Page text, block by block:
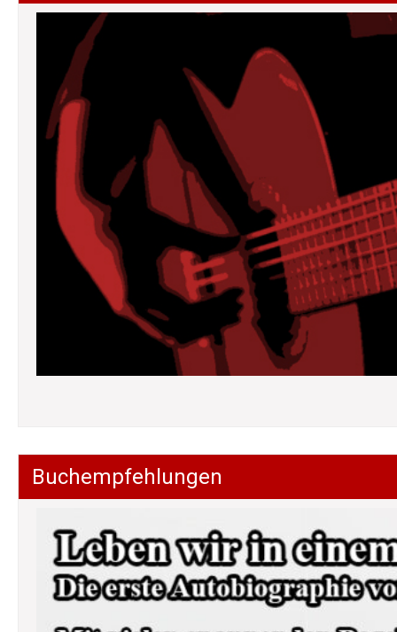
Buchempfehlungen